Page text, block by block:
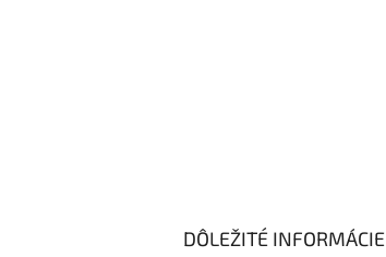
DÔLEŽITÉ INFORMÁCIE